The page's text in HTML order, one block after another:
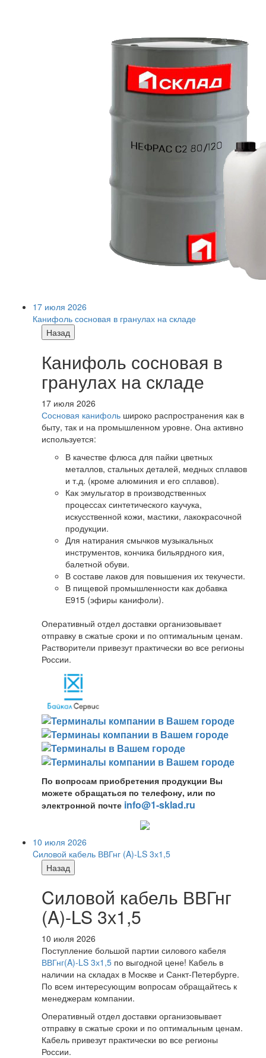
17 июля 2026
Канифоль сосновая в гранулах на складе
Назад
Канифоль сосновая в
гранулах на складе
17 июля 2026
Сосновая канифоль широко распространения как в
быту, так и на промышленном уровне. Она активно
используется:
В качестве флюса для пайки цветных
металлов, стальных деталей, медных сплавов
и т.д. (кроме алюминия и его сплавов).
Как эмульгатор в производственных
процессах синтетического каучука,
искусственной кожи, мастики, лакокрасочной
продукции.
Для натирания смычков музыкальных
инструментов, кончика бильярдного кия,
балетной обуви.
В составе лаков для повышения их текучести.
В пищевой промышленности как добавка
Е915 (эфиры канифоли).
Оперативный отдел доставки организовывает
отправку в сжатые сроки и по оптимальным ценам.
Растворители привезут практически во все регионы
России.
По вопросам приобретения продукции Вы
можете обращаться по телефону, или по
электронной почте info@1-sklad.ru
10 июля 2026
Cиловой кабель ВВГнг (A)-LS 3х1,5
Назад
Cиловой кабель ВВГнг
(A)-LS 3х1,5
10 июля 2026
Поступление большой партии силового кабеля
ВВГнг(A)-LS 3х1,5 по выгодной цене! Кабель в
наличии на складах в Москве и Санкт-Петербурге.
По всем интересующим вопросам обращайтесь к
менеджерам компании.
Оперативный отдел доставки организовывает
отправку в сжатые сроки и по оптимальным ценам.
Кабель привезут практически во все регионы
России.